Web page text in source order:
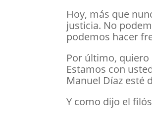
Hoy, más que
justicia. No
podemos hacer
Por último, quiero
Estamos con
Manuel Díaz esté
Y como dijo el